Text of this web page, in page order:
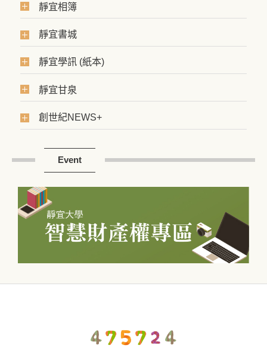
靜宜相簿
靜宜書城
靜宜學訊 (紙本)
靜宜甘泉
創世紀NEWS+
Event